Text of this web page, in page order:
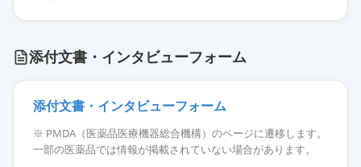
ワ」
薬価 38.90 円
ワ」
薬価 45.40 円
通常出荷
添付文書・インタビューフォーム
添付文書・インタビューフォーム
※ PMDA（医薬品医療機器総合機構）のページに遷移します。
一部の医薬品では情報が掲載されていない場合があります。